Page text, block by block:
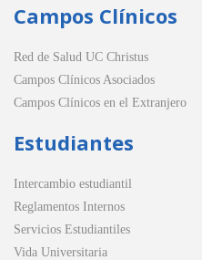
Campos Clínicos
Red de Salud UC Christus
Campos Clínicos Asociados
Campos Clínicos en el Extranjero
Estudiantes
Intercambio estudiantil
Reglamentos Internos
Servicios Estudiantiles
Vida Universitaria